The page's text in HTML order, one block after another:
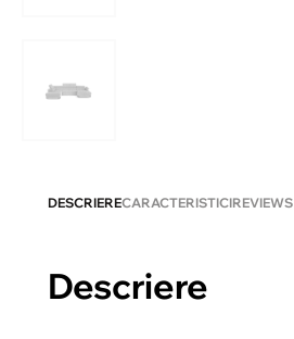
DESCRIERECARACTERISTICIREVIEWS
Descriere